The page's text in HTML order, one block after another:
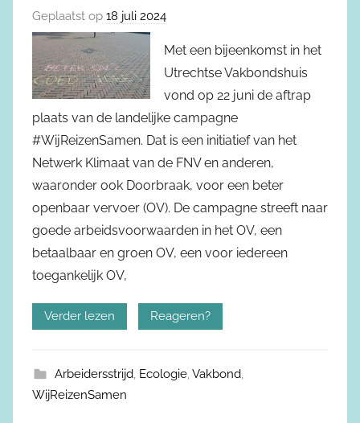
Geplaatst op 18 juli 2024
Met een bijeenkomst in het
Utrechtse Vakbondshuis
vond op 22 juni de aftrap
plaats van de landelijke campagne
#WijReizenSamen. Dat is een initiatief van het
Netwerk Klimaat van de FNV en anderen,
waaronder ook Doorbraak, voor een beter
openbaar vervoer (OV). De campagne streeft naar
goede arbeidsvoorwaarden in het OV, een
betaalbaar en groen OV, een voor iedereen
toegankelijk OV,
Verder lezen Reageren?
Arbeidersstrijd, Ecologie,Vakbond,
WijReizenSamen